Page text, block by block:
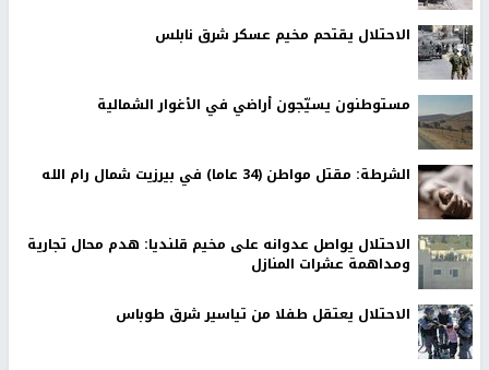
الاحتلال يقتحم مخيم عسكر شرق نابلس
مستوطنون يسيّجون أراضي في الأغوار الشمالية
الشرطة: مقتل مواطن (34 عاما) في بيرزيت شمال رام الله
الاحتلال يواصل عدوانه على مخيم قلنديا: هدم محال تجارية
ومداهمة عشرات المنازل
الاحتلال يعتقل طفلا من تياسير شرق طوباس